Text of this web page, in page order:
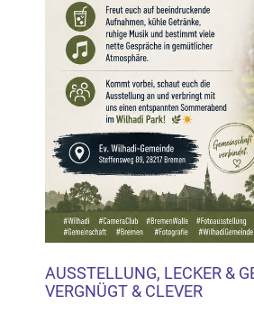
AUSSTELLUNG, LECKER &
VERGNÜGT & CLEVER